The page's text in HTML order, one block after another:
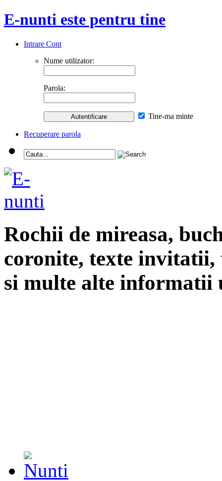
E-nunti este pentru tine
Intrare Cont
Nume utilizator:
Parola:
Tine-ma minte
Recuperare parola
Rochii de mireasa,
coronite, texte
si multe alte informatii